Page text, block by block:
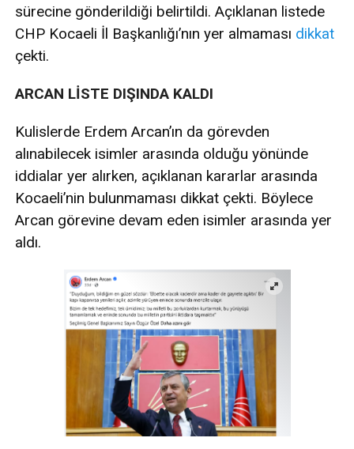
sürecine gönderildiği belirtildi. Açıklanan listede
CHP Kocaeli İl Başkanlığı’nın yer almaması dikkat
çekti.
ARCAN LİSTE DIŞINDA KALDI
Kulislerde Erdem Arcan’ın da görevden
alınabilecek isimler arasında olduğu yönünde
iddialar yer alırken, açıklanan kararlar arasında
Kocaeli’nin bulunmaması dikkat çekti. Böylece
Arcan görevine devam eden isimler arasında yer
aldı.